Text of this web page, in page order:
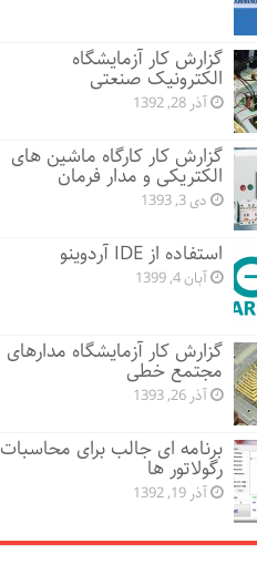
گزارش کار آزمایشگاه
الکترونیک صنعتی
آذر 28, 1392
گزارش کار کارگاه ماشین های
الکتریکی و مدار فرمان
دی 3, 1393
استفاده از IDE آردوینو
آبان 4, 1399
گزارش کار آزمایشگاه مدارهای
مجتمع خطی
آذر 26, 1393
برنامه ای جالب برای محاسبات
رگولاتور ها
آذر 19, 1392